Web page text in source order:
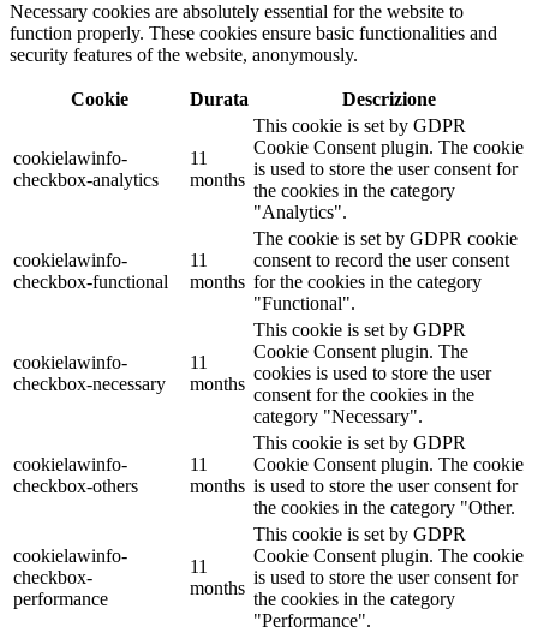
Necessary cookies are absolutely essential for the website to
function properly. These cookies ensure basic functionalities and
security features of the website, anonymously.
Cookie Durata Descrizione
cookielawinfo-
checkbox-analytics
11
months
This cookie is set by GDPR
Cookie Consent plugin. The cookie
is used to store the user consent for
the cookies in the category
"Analytics".
cookielawinfo-
checkbox-functional
11
months
The cookie is set by GDPR cookie
consent to record the user consent
for the cookies in the category
"Functional".
cookielawinfo-
checkbox-necessary
11
months
This cookie is set by GDPR
Cookie Consent plugin. The
cookies is used to store the user
consent for the cookies in the
category "Necessary".
cookielawinfo-
checkbox-others
11
months
This cookie is set by GDPR
Cookie Consent plugin. The cookie
is used to store the user consent for
the cookies in the category "Other.
cookielawinfo-
checkbox-
performance
11
months
This cookie is set by GDPR
Cookie Consent plugin. The cookie
is used to store the user consent for
the cookies in the category
"Performance".